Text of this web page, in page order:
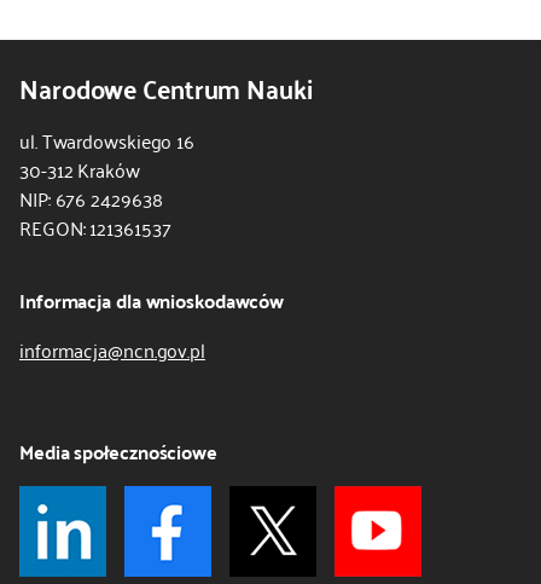
Narodowe Centrum Nauki
ul. Twardowskiego 16
30-312 Kraków
NIP: 676 2429638
REGON: 121361537
Informacja dla wnioskodawców
informacja@ncn.gov.pl
Media społecznościowe